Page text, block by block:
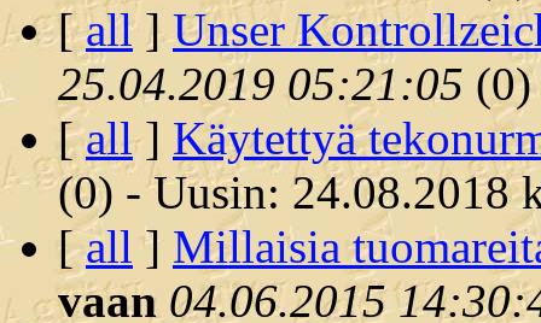
[all]Unser
25.04.2019 05:21:05 (
[all] Käytettyä
(0) - Uusin: 24.08.2018
[all ] Millaisia
vaan 04.06.2015